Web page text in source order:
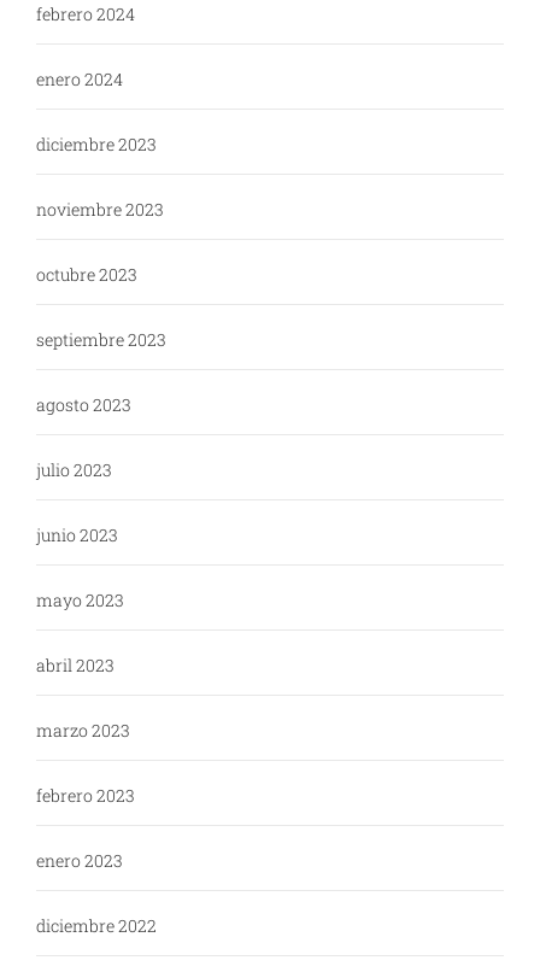
febrero 2024
enero 2024
diciembre 2023
noviembre 2023
octubre 2023
septiembre 2023
agosto 2023
julio 2023
junio 2023
mayo 2023
abril 2023
marzo 2023
febrero 2023
enero 2023
diciembre 2022